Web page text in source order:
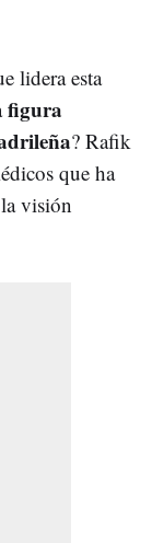
lidera esta
figura
? Rafik
que ha
visión